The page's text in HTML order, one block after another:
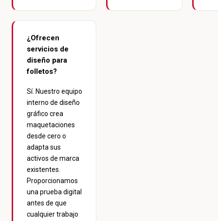
¿Ofrecen
servicios de
diseño para
folletos?
Sí. Nuestro equipo
interno de diseño
gráfico crea
maquetaciones
desde cero o
adapta sus
activos de marca
existentes.
Proporcionamos
una prueba digital
antes de que
cualquier trabajo